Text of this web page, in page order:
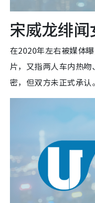
宋威龙绯
在2020年左右被媒体
片，又指两人车内热
密，但双方未正式承认。